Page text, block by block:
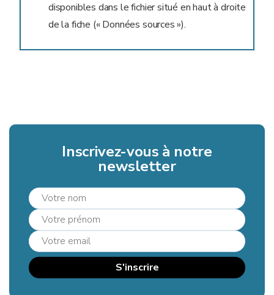
disponibles dans le fichier situé en haut à droite
de la fiche (« Données sources »).
Inscrivez-vous à notre
newsletter